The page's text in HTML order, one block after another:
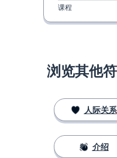
课程
浏览其他
人际关系
介绍